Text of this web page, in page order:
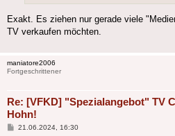
Exakt. Es ziehen nur gerade viele
TV verkaufen möchten.
maniatore2006
Fortgeschrittener
Re: [VFKD] "Spezialangebot" TV
Hohn!
Beitrag
21.06.2024, 16:30